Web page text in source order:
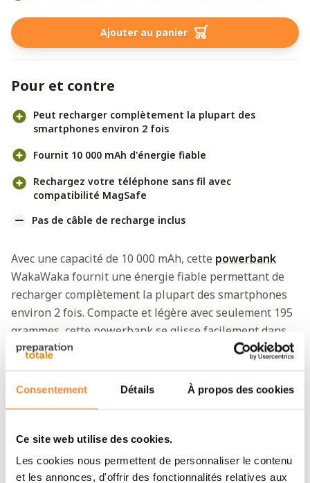
Consentement Détails À propos des cookies
Ce site web utilise des cookies.
Les cookies nous permettent de personnaliser le contenu
et les annonces, d'offrir des fonctionnalités relatives aux
Ajouter au panier
Pour et contre
Peut recharger complètement la plupart des
smartphones environ 2 fois
Fournit 10 000 mAh d'énergie fiable
Rechargez votre téléphone sans fil avec
compatibilité MagSafe
Pas de câble de recharge inclus
Avec une capacité de 10 000 mAh, cette powerbank
WakaWaka fournit une énergie fiable permettant de
recharger complètement la plupart des smartphones
environ 2 fois. Compacte et légère avec seulement 195
grammes, cette powerbank se glisse facilement dans
votre sac ou votre poche, vous assurant d'avoir
Recharge rapide et sans fil
appareils rapidement et efficacement. L'écran LED et
l'indicateur de charge rapide indiquent précisément
combien d'énergie il reste. Les smartphones Android